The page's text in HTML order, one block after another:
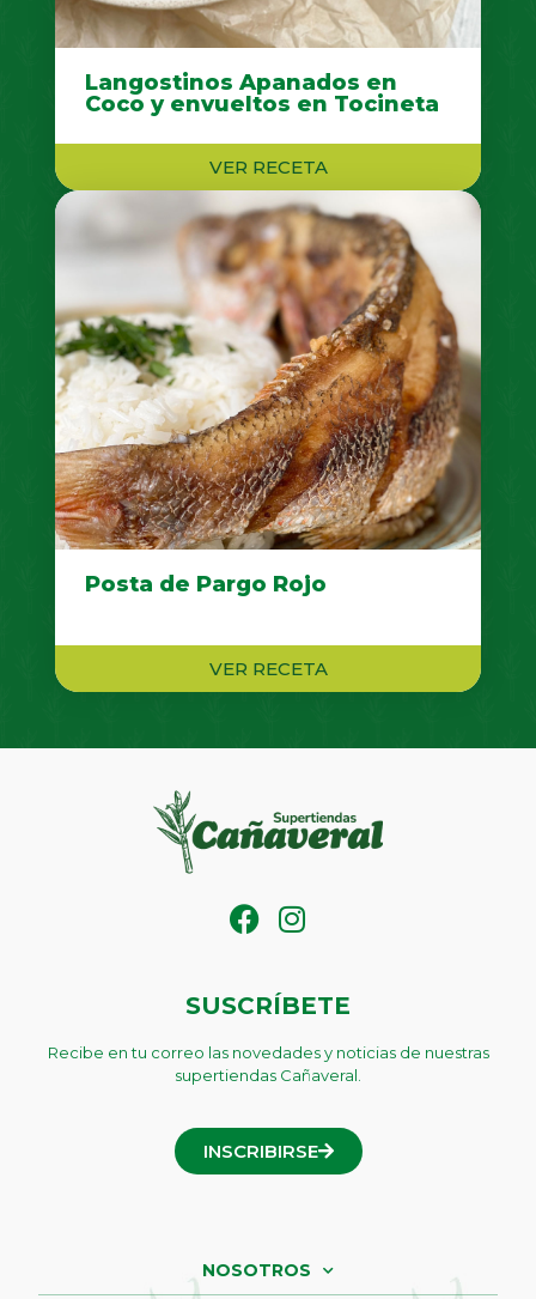
Langostinos Apanados en
Coco y envueltos en Tocineta
VER RECETA
Posta de Pargo Rojo
VER RECETA
SUSCRÍBETE
Recibe en tu correo las novedades y noticias de nuestras
supertiendas Cañaveral.
INSCRIBIRSE
NOSOTROS